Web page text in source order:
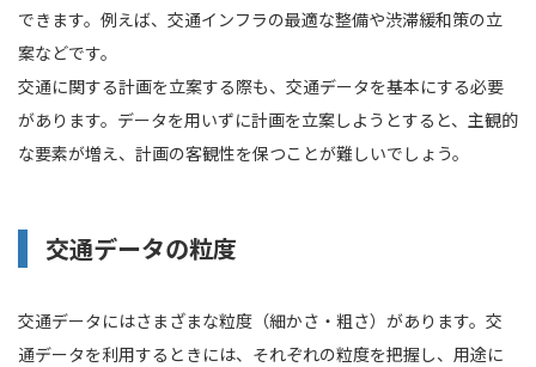
できます。例えば、交通インフラの最適な整備や渋滞緩和策の立
案などです。
交通に関する計画を立案する際も、交通データを基本にする必要
があります。データを用いずに計画を立案しようとすると、主観的
な要素が増え、計画の客観性を保つことが難しいでしょう。
交通データの粒度
交通データにはさまざまな粒度（細かさ・粗さ）があります。交
通データを利用するときには、それぞれの粒度を把握し、用途に